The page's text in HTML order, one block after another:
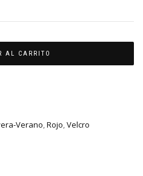
AL CARRITO
Verano,Rojo,Velcro